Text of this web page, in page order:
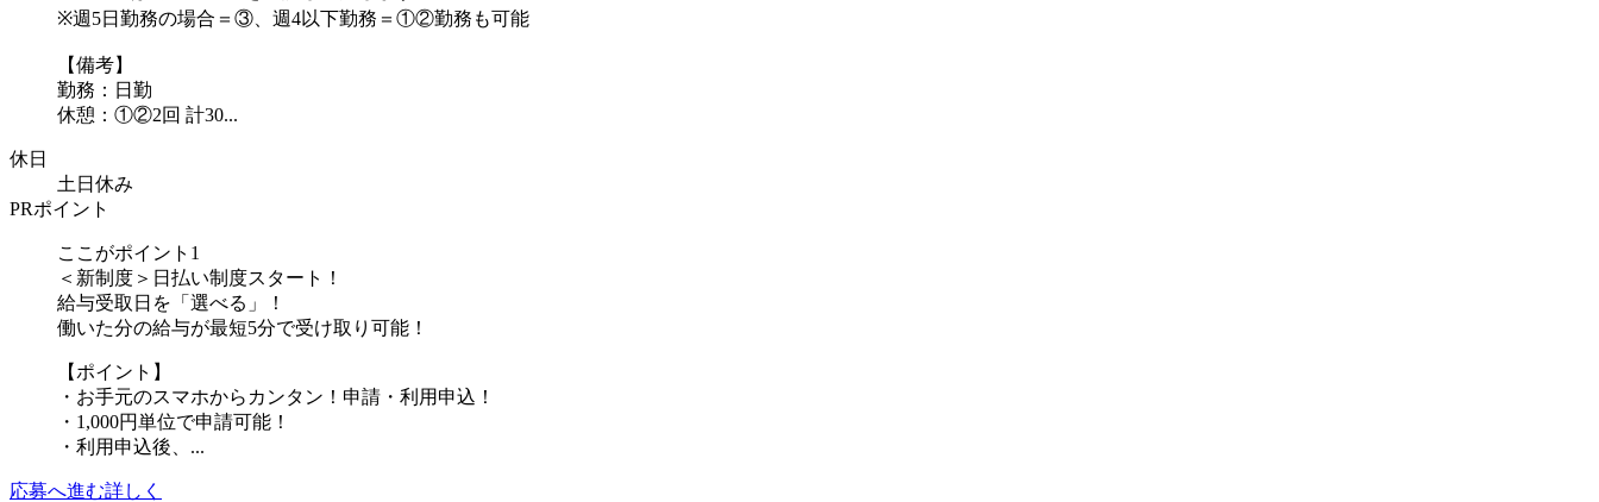
※週5日勤務の場合＝③、週4以下勤務＝①②勤務も可能
【備考】
勤務：日勤
休憩：①②2回 計30...
休日
土日休み
PRポイント
ここがポイント1
＜新制度＞日払い制度スタート！
給与受取日を「選べる」！
働いた分の給与が最短5分で受け取り可能！
【ポイント】
・お手元のスマホからカンタン！申請・利用申込！
・1,000円単位で申請可能！
・利用申込後、...
応募へ進む詳しく